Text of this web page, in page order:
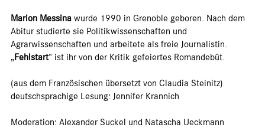
Marion Messina wurde 1990 in Grenoble geboren. Nach dem
Abitur studierte sie Politikwissenschaften und
Agrarwissenschaften und arbeitete als freie Journalistin.
„Fehlstart“ ist ihr von der Kritik gefeiertes Romandebüt.
(aus dem Französischen übersetzt von Claudia Steinitz)
deutschsprachige Lesung: Jennifer Krannich
Moderation: Alexander Suckel und Natascha Ueckmann